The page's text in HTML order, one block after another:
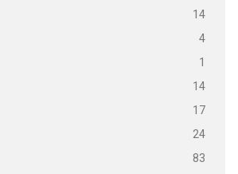
14
4
1
14
17
24
83